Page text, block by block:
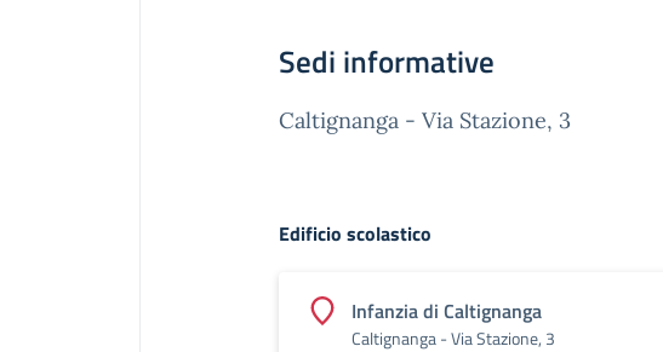
Sedi informative
Caltignanga - Via Stazione, 3
Edificio scolastico
Infanzia di Caltignanga
Caltignanga - Via Stazione, 3